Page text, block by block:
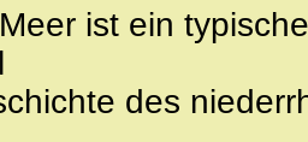
ist ein
des